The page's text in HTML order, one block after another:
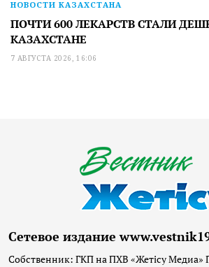
НОВОСТИ КАЗАХСТАНА
ПОЧТИ 600 ЛЕКАРСТВ СТАЛИ
КАЗАХСТАНЕ
7 АВГУСТА 2026, 16:06
Сетевое издание
Собственник: ГКП на ПХВ «Жетісу Медиа»